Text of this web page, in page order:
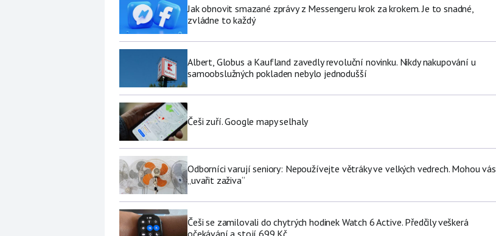
Jak obnovit smazané zprávy z Messengeru krok za krokem. Je to snadné,
zvládne to každý
Albert, Globus a Kaufland zavedly revoluční novinku. Nikdy nakupování u
samoobslužných pokladen nebylo jednodušší
Češi zuří. Google mapy selhaly
Odborníci varují seniory: Nepoužívejte větráky ve velkých vedrech. Mohou vás
„uvařit zaživa“
Češi se zamilovali do chytrých hodinek Watch 6 Active. Předčily veškerá